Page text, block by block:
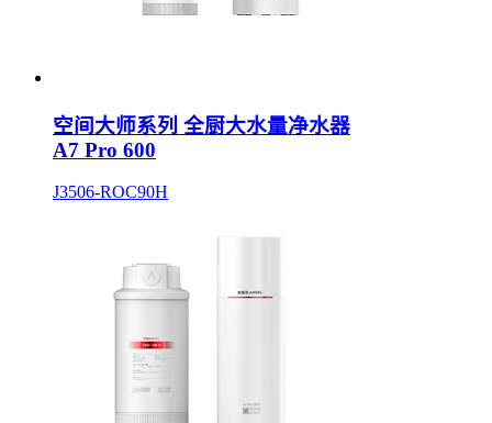
空间大师系列 全厨大水量净水器
A7 Pro 600
J3506-ROC90H